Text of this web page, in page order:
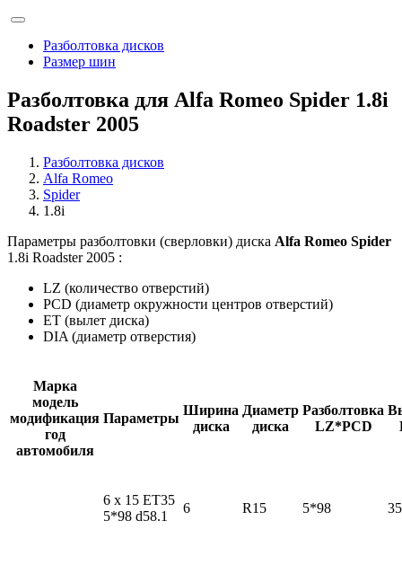
Разболтовка дисков
Размер шин
Разболтовка для Alfa Romeo Spider 1.8i
Roadster 2005
Разболтовка дисков
Alfa Romeo
Spider
1.8i
Параметры разболтовки (сверловки) диска Alfa Romeo Spider
1.8i Roadster 2005 :
LZ (количество отверстий)
PCD (диаметр окружности центров отверстий)
ET (вылет диска)
DIA (диаметр отверстия)
Марка
модель
модификация
год
автомобиля
Параметры
Ширина
диска
Диаметр
диска
Разболтовка
LZ*PCD
6 x 15 ET35
5*98 d58.1
6 R15 5*98 35